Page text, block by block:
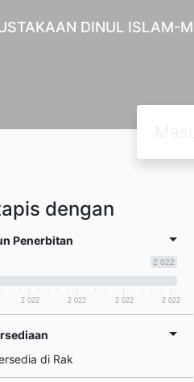
DINUL ISLAM-
dengan
Penerbitan
2 022
2 022 2 022 2 022 2 022
di Rak